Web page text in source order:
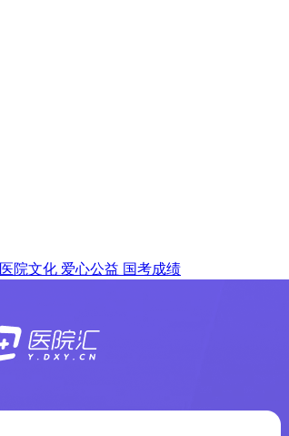
医院文化 爱心公益 国考成绩